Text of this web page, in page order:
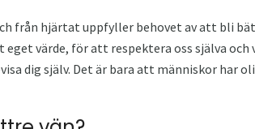
från hjärtat uppfyller behovet av att bli
värde, för att respektera oss själva och
dig själv. Det är bara att människor har